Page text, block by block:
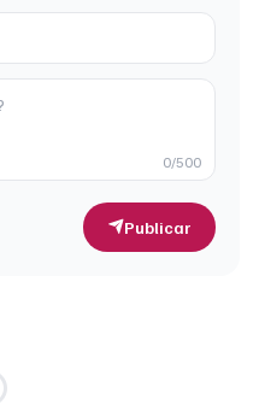
0/500
Publicar